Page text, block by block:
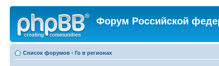
Форум Российской
Список форумов ‹ Го в регионах